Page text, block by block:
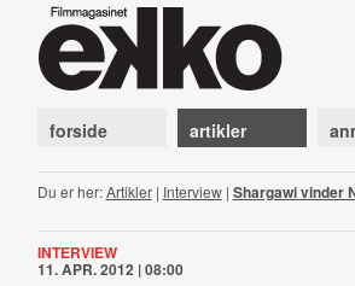
forside artikler
Du er her:Artikler| Interview| Shargawi vinder
INTERVIEW
11. APR. 2012 | 08:00